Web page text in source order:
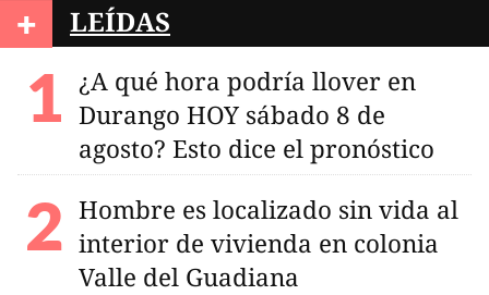
+ LEÍDAS
¿A qué hora podría llover en
Durango HOY sábado 8 de
agosto? Esto dice el pronóstico
Hombre es localizado sin vida al
interior de vivienda en colonia
Valle del Guadiana